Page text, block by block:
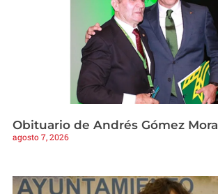
Obituario de Andrés Gómez Mora
agosto 7, 2026